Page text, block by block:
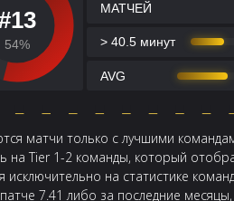
54%
МАТЧЕЙ
> 40.5 минут
AVG
матчи только с лучшими
на Tier 1-2 команды, который
исключительно на статистике
7.41 либо за последние месяцы,